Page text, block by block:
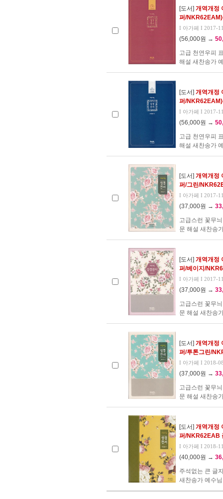
[도서] 개역개정
퍼/
I 아가페 I 2017-
(56,000원 →
고급 천연우피
해설 새찬송가
[도서] 개역개정
퍼/
I 아가페 I 2017-
(56,000원 →
고급 천연우피
해설 새찬송가
[도서] 개역개정
퍼/그린/
I 아가페 I 2017-
(37,000원 →
고급스런 꽃무
문 해설 새찬송
[도서] 개역개정
퍼/베이지/
I 아가페 I 2017-
(37,000원 →
고급스런 꽃무
문 해설 새찬송
[도서] 개역개정
퍼/투톤그린/
I 아가페 I 2018-
(37,000원 →
고급스런 꽃무
문 해설 새찬송
[도서] 개역개정
퍼/NKR62EAB
I 아가페 I 2018-
(40,000원 →
주석없는 큰 글
새찬송가 예수